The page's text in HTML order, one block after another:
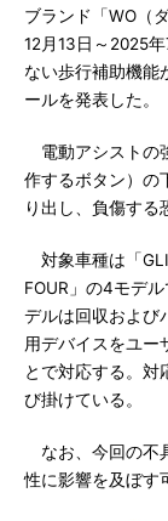
ブランド「WO（
12月13日～2025
ない歩行補助機能
ールを発表した。
電動アシストの
作するボタン）の
り出し、負傷する
対象車種は「
FOUR」の4モデ
デルは回収および
用デバイスをユー
とで対応する。対
び掛けている。
なお、今回の不
性に影響を及ぼす